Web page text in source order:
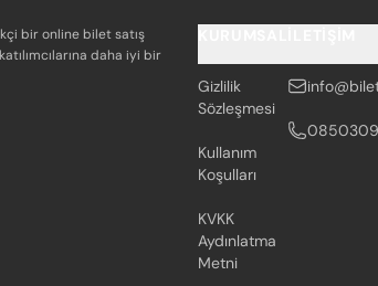
bir online bilet satış
daha iyi bir
Gizlilik
Sözleşmesi
Kullanım
Koşulları
KVKK
Aydınlatma
Metni